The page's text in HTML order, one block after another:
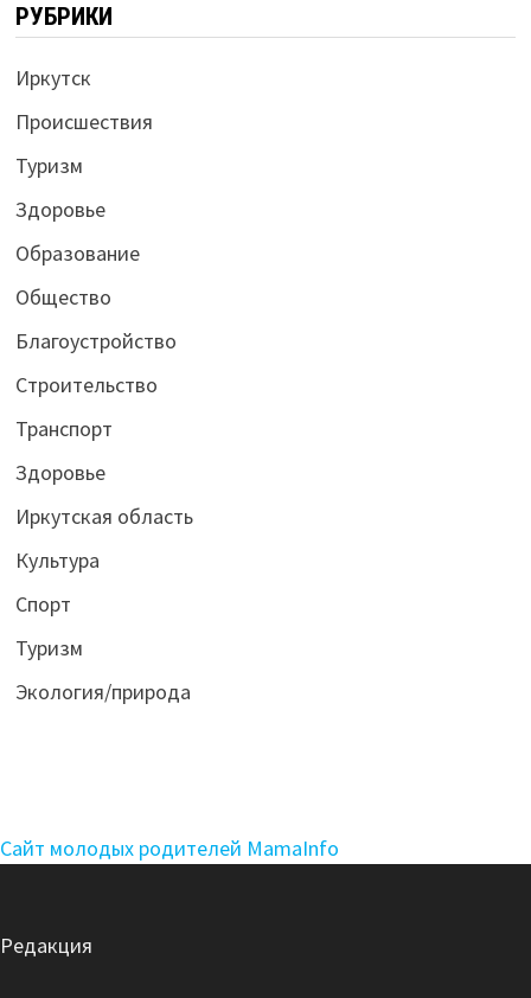
РУБРИКИ
Иркутск
Происшествия
Туризм
Здоровье
Образование
Общество
Благоустройство
Строительство
Транспорт
Здоровье
Иркутская область
Культура
Спорт
Туризм
Экология/природа
Сайт молодых родителей MamaInfo
Редакция